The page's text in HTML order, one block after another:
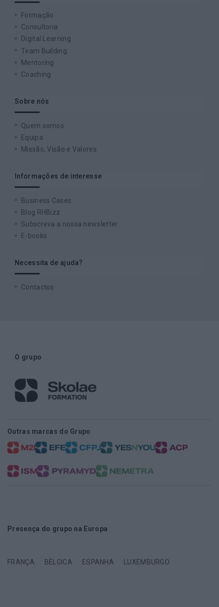
Formação
Consultoria
Digital Learning
Team Building
Mentoring
Coaching
Sobre nós
Quem somos
Equipa
Missão, Visão e Valores
Informações de interesse
Business Cases
Blog RHBizz
Subscreva a nossa newsletter
E-books
Necessita de ajuda?
Contactos
O grupo
Outras marcas do Grupo
Presença do grupo na Europa
FRANÇA BÉLGICA ESPANHA LUXEMBURGO